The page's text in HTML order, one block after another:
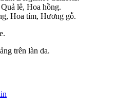
lê, Hoa hồng.
Hoa tím, Hương gỗ.
trên làn da.